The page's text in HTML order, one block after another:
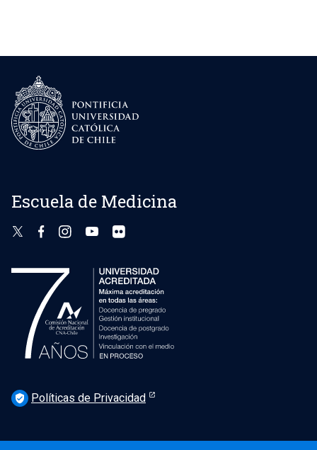
Escuela de Medicina
verified_user Políticas de Privacidad